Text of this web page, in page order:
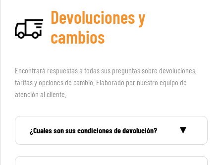
Devoluciones y
cambios
Encontrará respuestas a todas sus preguntas sobre devoluciones,
tarifas y opciones de cambio. Elaborado por nuestro equipo de
atención al cliente.
¿Cuales son sus condiciones de devolución?